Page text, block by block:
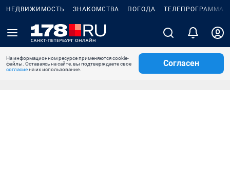
НЕДВИЖИМОСТЬ ЗНАКОМСТВА ПОГОДА ТЕЛЕПРОГРАММА
На информационном ресурсе применяются cookie-
файлы. Оставаясь на сайте, вы подтверждаете свое
согласиена их использование.
Согласен